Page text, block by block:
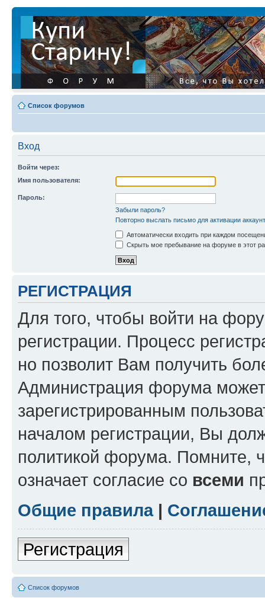
Список форумов
Вход
Войти через:
Имя пользователя:
Пароль:
Забыли пароль?
Повторно выслать письмо для активации
Автоматически входить при каждом
Скрыть мое пребывание на форуме в этот
РЕГИСТРАЦИЯ
Для того, чтобы войти на
регистрации. Процесс
но позволит Вам получить
Администрация форума может
зарегистрированным
началом регистрации, Вы
политикой форума. Помните,
означает согласие со всеми
Общие правила|
Регистрация
Список форумов